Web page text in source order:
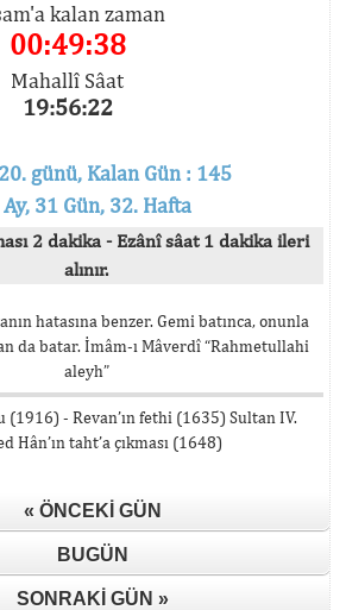
kalan zaman
00:49:38
Mahallî Sâat
19:56:22
günü, Kalan Gün : 145
Ay, 31 Gün, 32. Hafta
2 dakika - Ezânî sâat 1 dakika ileri
alınır.
hatasına benzer. Gemi batınca, onunla
da batar. İmâm-ı Mâverdî “Rahmetullahi
aleyh”
- Revan’ın fethi (1635) Sultan IV.
Hân’ın taht’a çıkması (1648)
« ÖNCEKI GÜN
BUGÜN
SONRAKI GÜN »